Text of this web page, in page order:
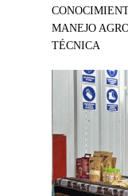
MANEJO
TÉCNICA